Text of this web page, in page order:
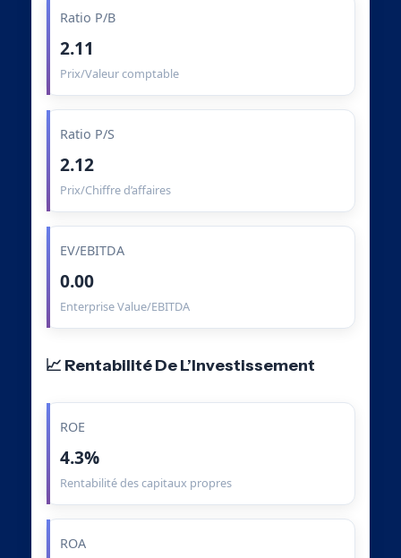
Ratio P/B
2.11
Prix/Valeur comptable
Ratio P/S
2.12
Prix/Chiffre d’affaires
EV/EBITDA
0.00
Enterprise Value/EBITDA
📈 Rentabilité De L’Investissement
ROE
4.3%
Rentabilité des capitaux propres
ROA